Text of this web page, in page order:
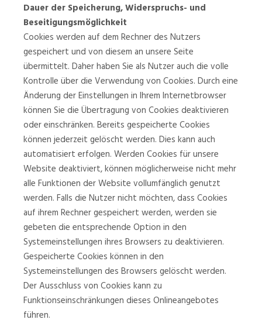
Dauer der Speicherung, Widerspruchs- und
Beseitigungsmöglichkeit
Cookies werden auf dem Rechner des Nutzers
gespeichert und von diesem an unsere Seite
übermittelt. Daher haben Sie als Nutzer auch die volle
Kontrolle über die Verwendung von Cookies. Durch eine
Änderung der Einstellungen in Ihrem Internetbrowser
können Sie die Übertragung von Cookies deaktivieren
oder einschränken. Bereits gespeicherte Cookies
können jederzeit gelöscht werden. Dies kann auch
automatisiert erfolgen. Werden Cookies für unsere
Website deaktiviert, können möglicherweise nicht mehr
alle Funktionen der Website vollumfänglich genutzt
werden. Falls die Nutzer nicht möchten, dass Cookies
auf ihrem Rechner gespeichert werden, werden sie
gebeten die entsprechende Option in den
Systemeinstellungen ihres Browsers zu deaktivieren.
Gespeicherte Cookies können in den
Systemeinstellungen des Browsers gelöscht werden.
Der Ausschluss von Cookies kann zu
Funktionseinschränkungen dieses Onlineangebotes
führen.